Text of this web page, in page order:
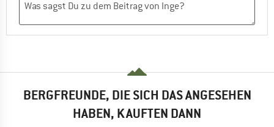
BERGFREUNDE, DIE SICH DAS ANGESEHEN
HABEN, KAUFTEN DANN